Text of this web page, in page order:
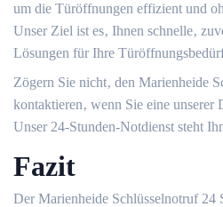
um die Türöffnungen effizient und
Unser Ziel ist es‚ Ihnen schnelle‚
Lösungen für Ihre
Zögern Sie nicht‚ den Marienheide
kontaktieren‚ wenn Sie eine unserer
Unser 24-Stunden-Notdienst steht
Fazit
Der Marienheide Schlüsselnotruf 24